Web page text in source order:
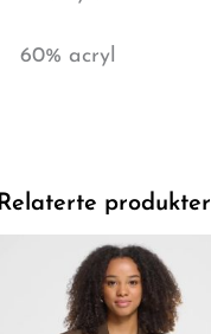
60% acryl
Relaterte produkter